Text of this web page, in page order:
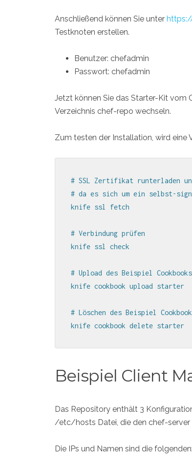
Anschließend können Sie unter
Testknoten erstellen.
Benutzer: chefadmin
Passwort: chefadmin
Jetzt können Sie das Starter-Kit vom
Verzeichnis chef-repo wechseln.
Zum testen der Installation, wird eine
# SSL Zertifikat runterladen
# da es sich um ein selbst-
knife ssl fetch
# Verbindung prüfen
knife ssl check
# Upload des Beispiel Cookbooks
knife cookbook upload starter
# Löschen des Beispiel
knife cookbook delete starter
Beispiel Client
Das Repository enthält 3
/etc/hosts Datei, die den chef-server
Die IPs und Namen sind die folgenden: